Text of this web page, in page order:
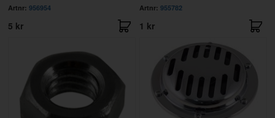
Artnr: 956954
5 kr
Artnr: 955782
1 kr